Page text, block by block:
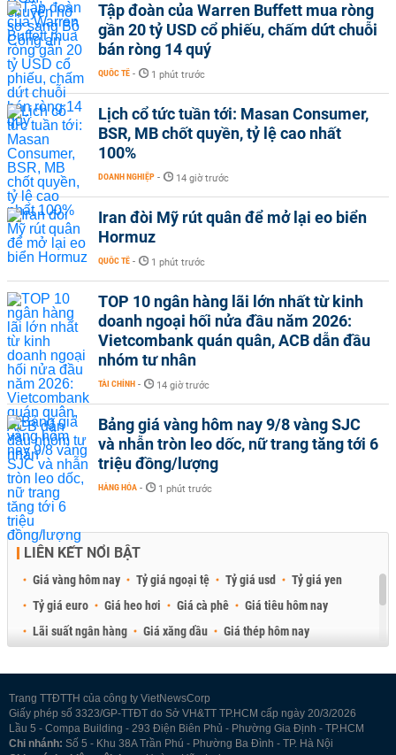
Tập đoàn của Warren Buffett mua ròng
gần 20 tỷ USD cổ phiếu, chấm dứt chuỗi
bán ròng 14 quý
QUỐC TẾ - 1 phút trước
Lịch cổ tức tuần tới: Masan Consumer,
BSR, MB chốt quyền, tỷ lệ cao nhất
100%
DOANH NGHIỆP - 14 giờ trước
Iran đòi Mỹ rút quân để mở lại eo biển
Hormuz
QUỐC TẾ - 1 phút trước
TOP 10 ngân hàng lãi lớn nhất từ kinh
doanh ngoại hối nửa đầu năm 2026:
Vietcombank quán quân, ACB dẫn đầu
nhóm tư nhân
TÀI CHÍNH - 14 giờ trước
Bảng giá vàng hôm nay 9/8 vàng SJC
và nhẫn tròn leo dốc, nữ trang tăng tới 6
triệu đồng/lượng
HÀNG HÓA - 1 phút trước
LIÊN KẾT NỔI BẬT
Giá vàng hôm nay Tỷ giá ngoại tệ Tỷ giá usd
Tỷ giá yen
Tỷ giá euro
Giá heo hơi Giá cà phê
Giá tiêu hôm nay
Lãi suất ngân hàng
Giá xăng dầu
Giá thép hôm nay
Trang TTĐTTH của công ty VietNewsCorp
Giấy phép số 3323/GP-TTĐT do Sở VH&TT TP.HCM cấp ngày 20/3/2026
Lầu 5 - Compa Building - 293 Điện Biên Phủ - Phường Gia Định - TP.HCM
Chi nhánh: Số 5 - Khu 38A Trần Phú - Phường Ba Đình - TP. Hà Nội